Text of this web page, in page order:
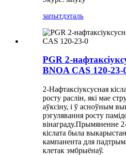
запытдэталь
PGR 2-
BNOA CAS 120-23-
2-Нафтаксіуксусная
росту раслін, які мае
аўксіну, і ў асноўным
рэгулявання росту
вінаграду.Прымяненне
кіслата была
кампанента для
клетак эмбрыёнаў.